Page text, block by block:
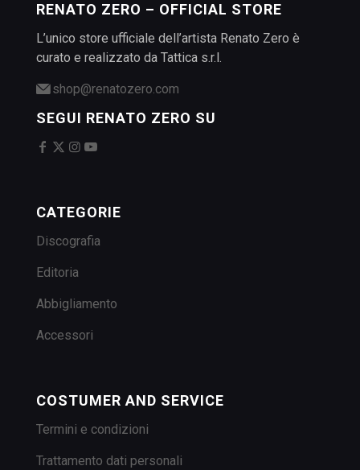
RENATO ZERO – OFFICIAL STORE
L’unico store ufficiale dell’artista Renato Zero è
curato e realizzato da Tattica s.r.l.
shop@renatozero.com
SEGUI RENATO ZERO SU
CATEGORIE
Discografia
Editoria
Abbigliamento
Accessori
COSTUMER AND SERVICE
Termini e condizioni
Trattamento dati personali